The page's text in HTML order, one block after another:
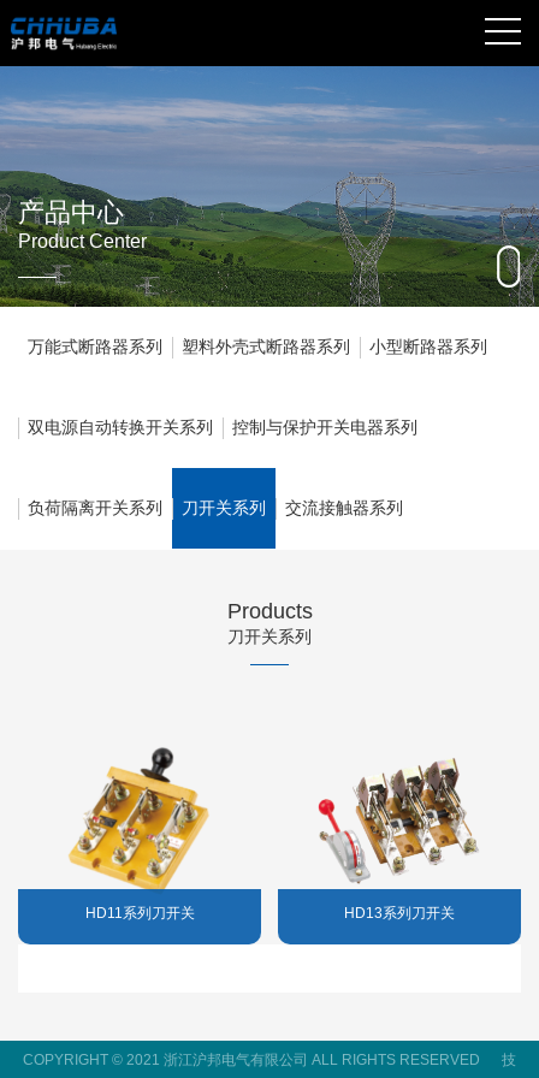
产品中心
Product Center
万能式断路器系列 塑料外壳式断路器系列 小型断路器系列
双电源自动转换开关系列 控制与保护开关电器系列
负荷隔离开关系列 刀开关系列 交流接触器系列
Products
刀开关系列
HD11系列刀开关 HD13系列刀开关
COPYRIGHT © 2021 浙江沪邦电气有限公司 ALL RIGHTS RESERVED 技